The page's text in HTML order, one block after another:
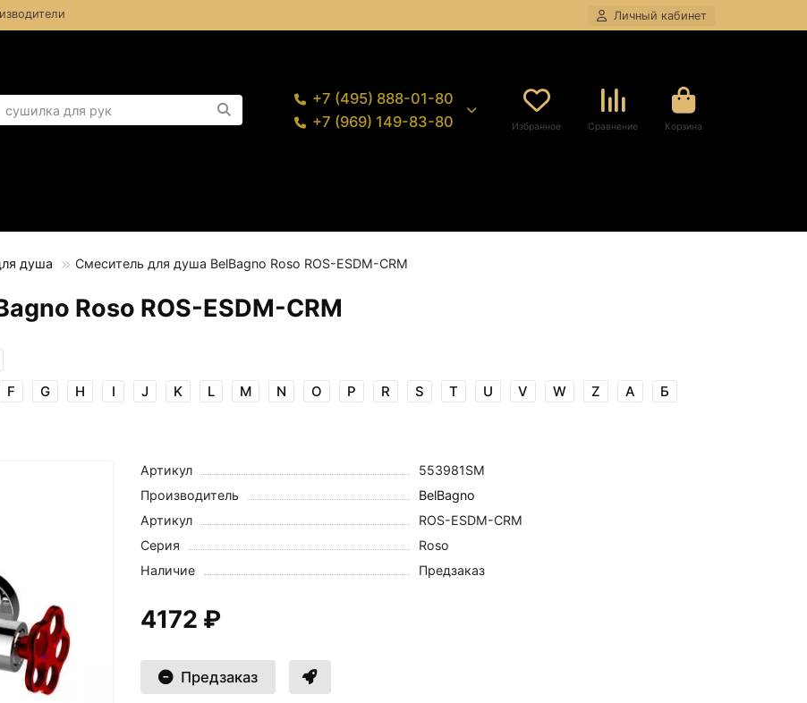
Личный кабинет
+7 (495) 888-01-80
+7 (969) 149-83-80
Избранное Сравнение Корзина
душа Смеситель для душа BelBagno Roso ROS-ESDM-CRM
Roso ROS-ESDM-CRM
F G H I J K L M N O P R S T U V W Z А Б
Артикул
553981SM
Производитель
BelBagno
Артикул
ROS-ESDM-CRM
Серия
Roso
Наличие
Предзаказ
4172 ₽
Предзаказ